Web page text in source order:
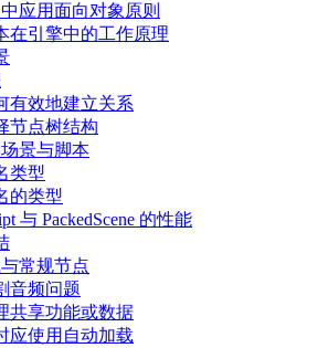
应用面向对象原则
在引擎中的工作原理
有效地建立关系
节点树结构
景与脚本
类型
的类型
与 PackedScene 的性能
常规节点
音频问题
共享功能或数据
应使用自动加载